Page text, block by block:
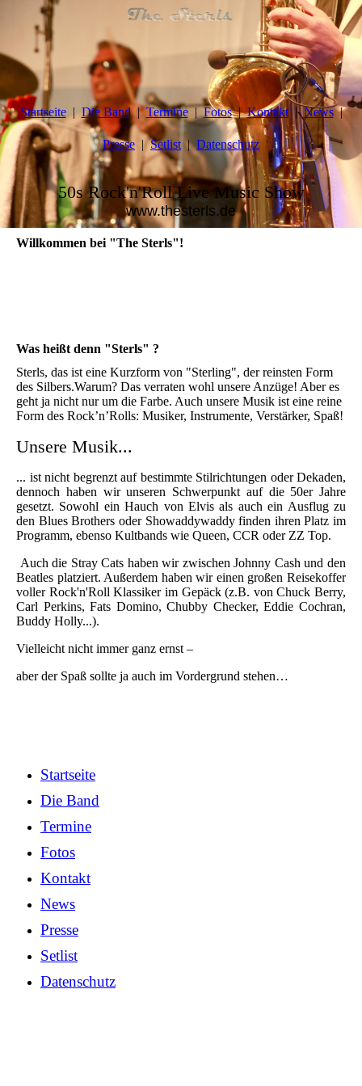
Startseite Die Band Termine Fotos Kontakt News
Presse Setlist Datenschutz
50s Rock'n'Roll Live Music Show
www.thesterls.de
Willkommen bei "The Sterls"!
Was heißt denn "Sterls" ?
Sterls, das ist eine Kurzform von "Sterling", der reinsten Form
des Silbers.Warum? Das verraten wohl unsere Anzüge! Aber es
geht ja nicht nur um die Farbe. Auch unsere Musik ist eine reine
Form des Rock’n’Rolls: Musiker, Instrumente, Verstärker, Spaß!
Unsere Musik...
... ist nicht begrenzt auf bestimmte Stilrichtungen oder Dekaden,
dennoch haben wir unseren Schwerpunkt auf die 50er Jahre
gesetzt. Sowohl ein Hauch von Elvis als auch ein Ausflug zu
den Blues Brothers oder Showaddywaddy finden ihren Platz im
Programm, ebenso Kultbands wie Queen, CCR oder ZZ Top.
Auch die Stray Cats haben wir zwischen Johnny Cash und den
Beatles platziert. Außerdem haben wir einen großen Reisekoffer
voller Rock'n'Roll Klassiker im Gepäck (z.B. von Chuck Berry,
Carl Perkins, Fats Domino, Chubby Checker, Eddie Cochran,
Buddy Holly...).
Vielleicht nicht immer ganz ernst –
aber der Spaß sollte ja auch im Vordergrund stehen…
Startseite
Die Band
Termine
Fotos
Kontakt
News
Presse
Setlist
Datenschutz